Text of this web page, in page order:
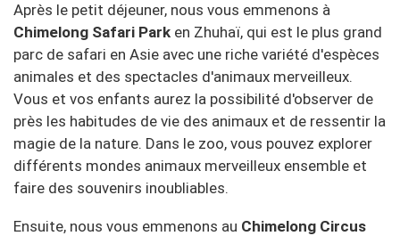
Après le petit déjeuner, nous vous emmenons à
Chimelong Safari Park en Zhuhaï, qui est le plus grand
parc de safari en Asie avec une riche variété d'espèces
animales et des spectacles d'animaux merveilleux.
Vous et vos enfants aurez la possibilité d'observer de
près les habitudes de vie des animaux et de ressentir la
magie de la nature. Dans le zoo, vous pouvez explorer
différents mondes animaux merveilleux ensemble et
faire des souvenirs inoubliables.
Ensuite, nous vous emmenons au Chimelong Circus